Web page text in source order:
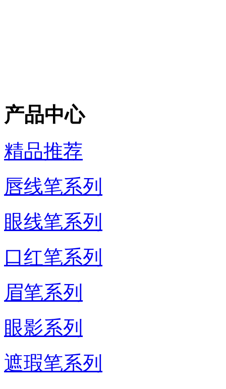
产品中心
精品推荐
唇线笔系列
眼线笔系列
口红笔系列
眉笔系列
眼影系列
遮瑕笔系列